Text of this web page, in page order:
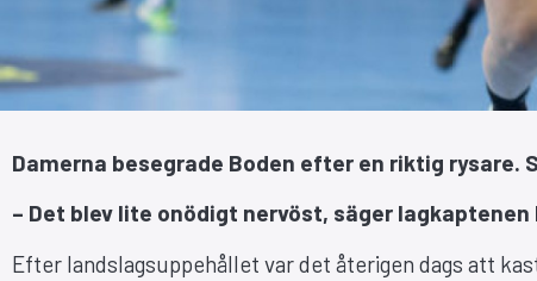
Damerna besegrade Boden efter en riktig rysare.
– Det blev lite onödigt nervöst, säger
Efter landslagsuppehållet var det återigen dags att